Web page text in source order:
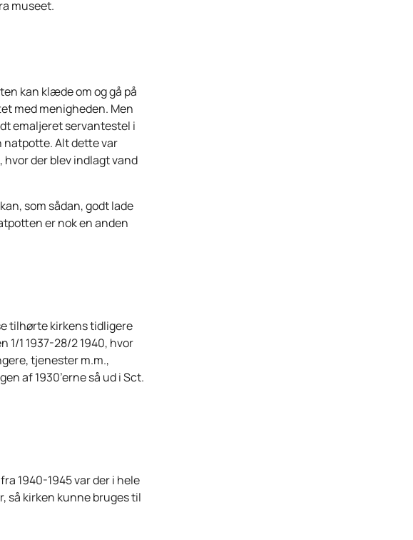
museet.
kan klæde om og gå på
med menigheden. Men
emaljeret servantestel i
natpotte. Alt dette var
der blev indlagt vand
som sådan, godt lade
er nok en anden
tilhørte kirkens tidligere
1/1 1937-28/2 1940, hvor
tjenester m.m.,
af 1930’erne så ud i Sct.
1940-1945 var der i hele
kirken kunne bruges til